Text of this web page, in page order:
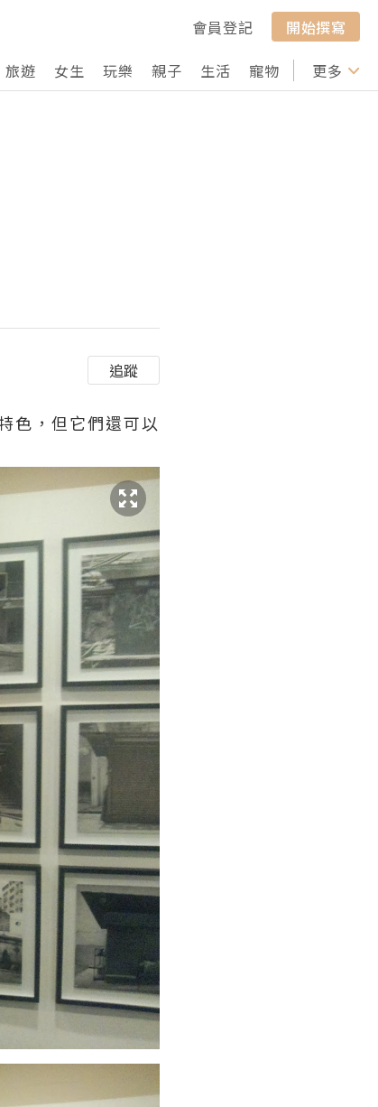
會員登記
開始撰寫
旅遊 女生 玩樂 親子 生活 寵物 行山 打卡
更多
追蹤
色，但它們還可以